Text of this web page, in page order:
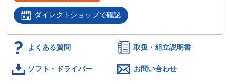
ダイレクトショップで確認
よくある質問 取扱・組立説明書
ソフト・ドライバー お問い合わせ